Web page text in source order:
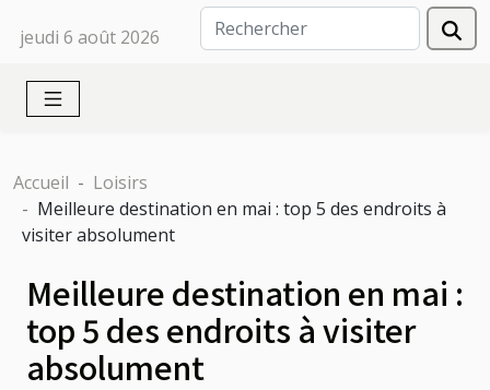
jeudi 6 août 2026
Accueil
Loisirs
Meilleure destination en mai : top 5 des endroits à
visiter absolument
Meilleure destination en mai :
top 5 des endroits à visiter
absolument